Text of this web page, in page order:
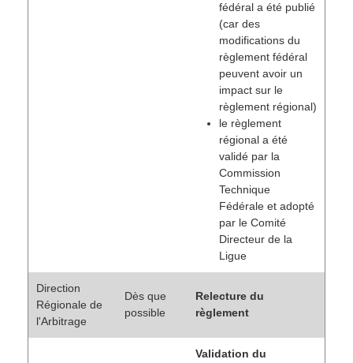
fédéral a été publié
(car des
modifications du
règlement fédéral
peuvent avoir un
impact sur le
règlement régional)
le règlement
régional a été
validé par la
Commission
Technique
Fédérale et adopté
par le Comité
Directeur de la
Ligue
Direction
Régionale de
l'Arbitrage
Dès que
possible
Relecture du
règlement
Validation du